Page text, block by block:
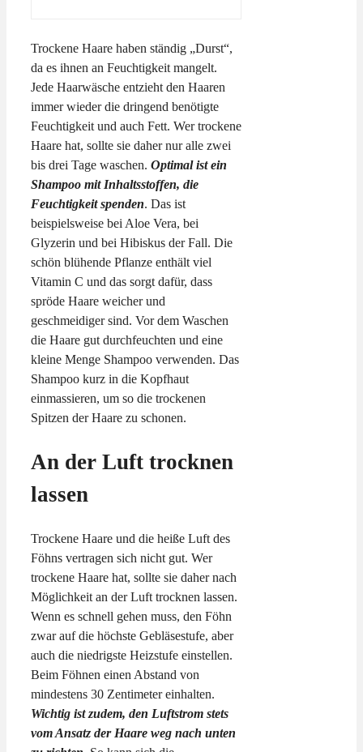
Trockene Haare haben ständig „Durst“,
da es ihnen an Feuchtigkeit mangelt.
Jede Haarwäsche entzieht den Haaren
immer wieder die dringend benötigte
Feuchtigkeit und auch Fett. Wer trockene
Haare hat, sollte sie daher nur alle zwei
bis drei Tage waschen. Optimal ist ein
Shampoo mit Inhaltsstoffen, die
Feuchtigkeit spenden. Das ist
beispielsweise bei Aloe Vera, bei
Glyzerin und bei Hibiskus der Fall. Die
schön blühende Pflanze enthält viel
Vitamin C und das sorgt dafür, dass
spröde Haare weicher und
geschmeidiger sind. Vor dem Waschen
die Haare gut durchfeuchten und eine
kleine Menge Shampoo verwenden. Das
Shampoo kurz in die Kopfhaut
einmassieren, um so die trockenen
Spitzen der Haare zu schonen.
An der Luft trocknen
lassen
Trockene Haare und die heiße Luft des
Föhns vertragen sich nicht gut. Wer
trockene Haare hat, sollte sie daher nach
Möglichkeit an der Luft trocknen lassen.
Wenn es schnell gehen muss, den Föhn
zwar auf die höchste Gebläsestufe, aber
auch die niedrigste Heizstufe einstellen.
Beim Föhnen einen Abstand von
mindestens 30 Zentimeter einhalten.
Wichtig ist zudem, den Luftstrom stets
vom Ansatz der Haare weg nach unten